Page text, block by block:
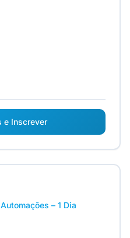
e Inscrever
– 1 Dia